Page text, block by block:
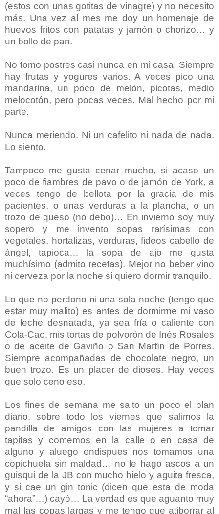
(estos con unas gotitas de vinagre) y no necesito
más. Una vez al mes me doy un homenaje de
huevos fritos con patatas y jamón o chorizo… y
un bollo de pan.
No tomo postres casi nunca en mi casa. Siempre
hay frutas y yogures varios. A veces pico una
mandarina, un poco de melón, picotas, medio
melocotón, pero pocas veces. Mal hecho por mi
parte.
Nunca meriendo. Ni un cafelito ni nada de nada.
Lo siento.
Tampoco me gusta cenar mucho, si acaso un
poco de fiambres de pavo o de jamón de York, a
veces tengo de bellota por la gracia de mis
pacientes, o unas verduras a la plancha, o un
trozo de queso (no debo)… En invierno soy muy
sopero y me invento sopas rarísimas con
vegetales, hortalizas, verduras, fideos cabello de
ángel, tapioca… la sopa de ajo me gusta
muchísimo (admito recetas). Mejor no beber vino
ni cerveza por la noche si quiero dormir tranquilo.
Lo que no perdono ni una sola noche (tengo que
estar muy malito) es antes de dormirme mi vaso
de leche desnatada, ya sea fría o caliente con
Cola-Cao, mis tortas de polvorón de Inés Rosales
o de aceite de Gaviño o San Martín de Porres.
Siempre acompañadas de chocolate negro, un
buen trozo. Es un placer de dioses. Hay veces
que solo ceno eso.
Los fines de semana me salto un poco el plan
diario, sobre todo los viernes que salimos la
pandilla de amigos con las mujeres a tomar
tapitas y comemos en la calle o en casa de
alguno y aluego endispues nos tomamos una
copichuela sin maldad… no le hago ascos a un
guisqui de la JB con mucho hielo y aguita fresca,
y si cae un gin tonic (dicen que esta de moda
“ahora”…) cayó… La verdad es que aguanto muy
mal las copas largas y me tengo que atiborrar al